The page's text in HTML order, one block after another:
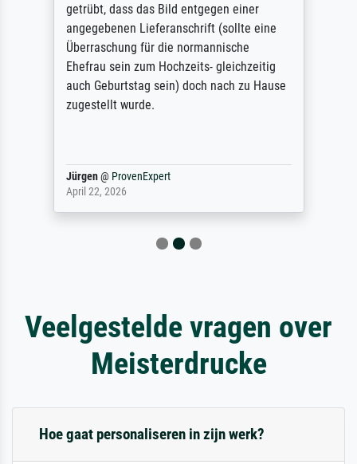
getrübt, dass das Bild entgegen einer
angegebenen Lieferanschrift (sollte eine
Überraschung für die normannische
Ehefrau sein zum Hochzeits- gleichzeitig
auch Geburtstag sein) doch nach zu Hause
zugestellt wurde.
Jürgen@ ProvenExpert
April 22, 2026
Veelgestelde vragen over
Meisterdrucke
Hoe gaat personaliseren in zijn werk?